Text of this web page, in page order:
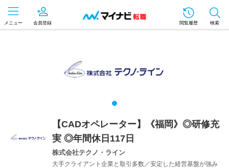
メニュー 会員登録 閲覧履歴 検索
【CADオペレーター】《福岡》◎研修充
実 ◎年間休日117日
株式会社テクノ・ライン
大手クライアント企業と取引多数／安定した経営基盤が強み